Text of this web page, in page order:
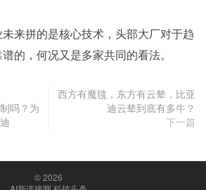
来拼的是核心技术，头部大厂对于趋
的，何况又是多家共同的看法。
吗？为
西方有魔毯，东方有云辇，比亚
迪云辇到底有多牛？
下一篇
© 2026